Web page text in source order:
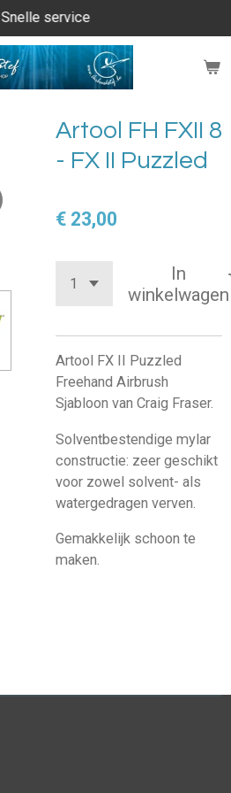
Snelle service
Artool FH FXII 8
- FX II Puzzled
€ 23,00
In
winkelwagen
Artool FX II Puzzled
Freehand Airbrush
Sjabloon van Craig Fraser.
Solventbestendige mylar
constructie: zeer geschikt
voor zowel solvent- als
watergedragen verven.
Gemakkelijk schoon te
maken.